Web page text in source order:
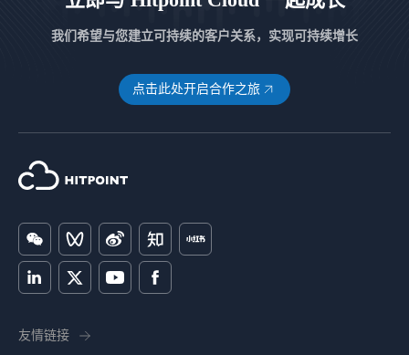
我们希望与您建立可持续的客户关系，实现可持续增长
点击此处开启合作之旅
友情链接